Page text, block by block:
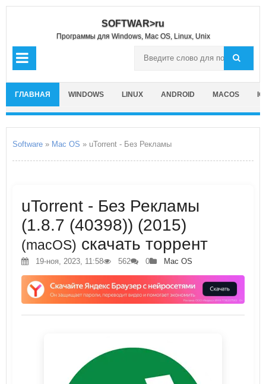
SOFTWAR>ru
Программы для Windows, Mac OS, Linux, Unix
ГЛАВНАЯ WINDOWS LINUX ANDROID MACOS
Software » Mac OS » uTorrent - Без Рекламы
uTorrent - Без Рекламы
(1.8.7 (40398)) (2015)
(macOS) скачать торрент
19-ноя, 2023, 11:58 562 0 Mac OS